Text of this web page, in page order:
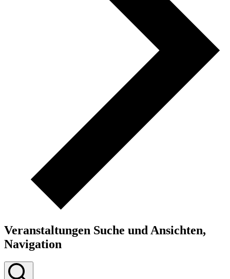
Veranstaltungen Suche und Ansichten,
Navigation